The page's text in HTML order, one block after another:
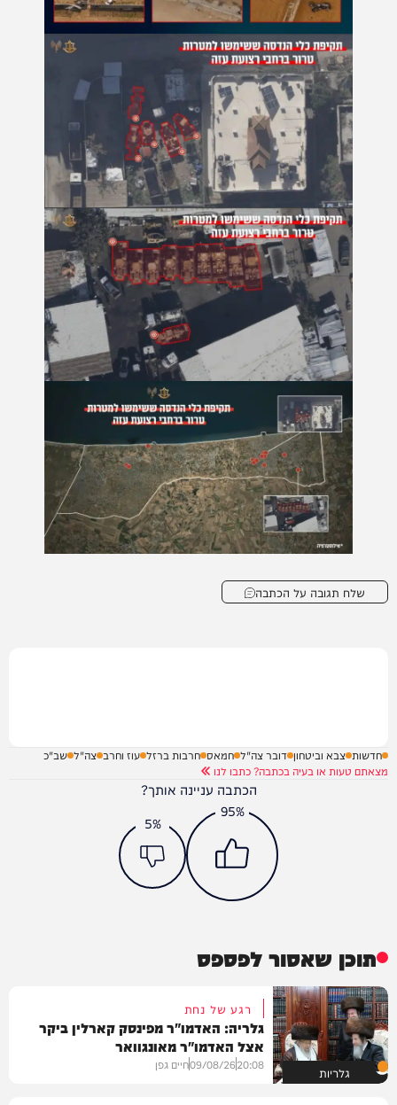
שלח תגובה על הכתבה
חדשות צבא וביטחון דובר צה"ל חמאס חרבות ברזל עוז וחרב צה"ל שב"כ
מצאתם טעות או בעיה בכתבה? כתבו לנו
הכתבה עניינה אותך?
95%
5%
תוכן שאסור לפספס
גלריות
רגע של נחת
גלריה: האדמו"ר מפינסק קארלין ביקר
אצל האדמו"ר מאונגוואר
20:08
09/08/26חיים גפן